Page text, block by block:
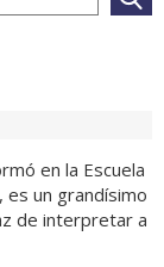
en la Escuela
es un grandísimo
de interpretar a